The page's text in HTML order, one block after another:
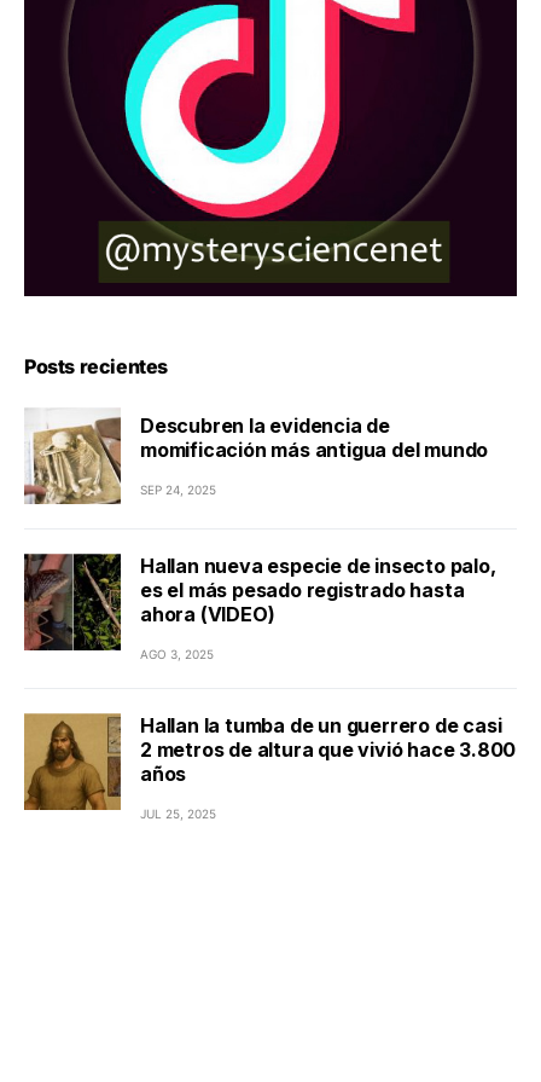
Posts recientes
Descubren la evidencia de
momificación más antigua del mundo
SEP 24, 2025
Hallan nueva especie de insecto palo,
es el más pesado registrado hasta
ahora (VIDEO)
AGO 3, 2025
Hallan la tumba de un guerrero de casi
2 metros de altura que vivió hace 3.800
años
JUL 25, 2025